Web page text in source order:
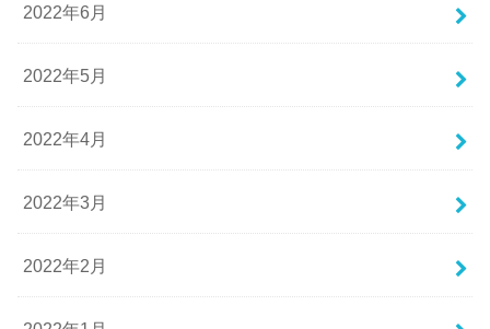
2022年6月
2022年5月
2022年4月
2022年3月
2022年2月